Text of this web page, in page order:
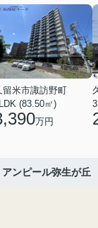
留米市諏訪野町
(83.50㎡)
万円
アンピール弥生が丘